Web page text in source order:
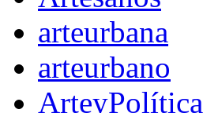
arteurbana
arteurbano
ArteyPolítica